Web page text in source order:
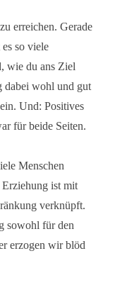
erreichen. Gerade
so viele
wie du ans Ziel
dabei wohl und gut
Und: Positives
für beide Seiten.
Menschen
Erziehung ist mit
verknüpft.
sowohl für den
erzogen wir blöd